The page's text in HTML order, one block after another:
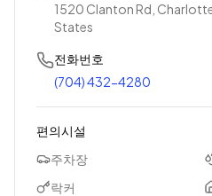
1520 Clanton Rd,
States
전화번호
(704) 432-4280
편의시설
주차장
락커